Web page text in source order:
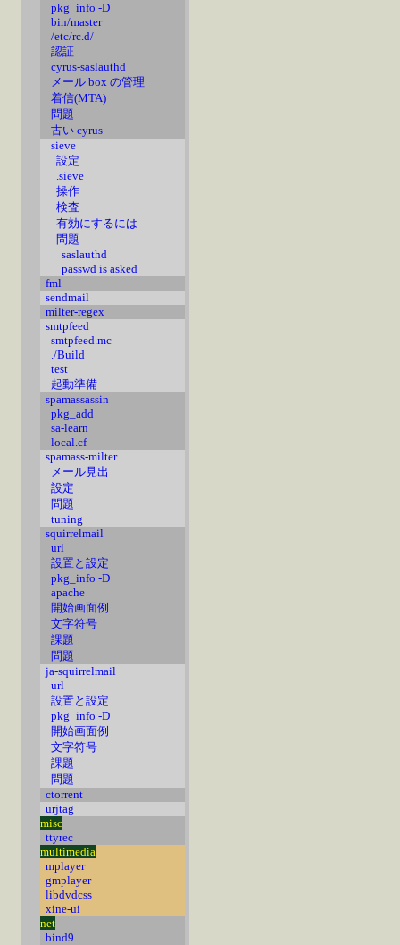
pkg_info -D
bin/master
/etc/rc.d/
認証
cyrus-saslauthd
メール box の管理
着信(MTA)
問題
古い cyrus
sieve
設定
.sieve
操作
検査
有効にするには
問題
saslauthd
passwd is asked
fml
sendmail
milter-regex
smtpfeed
smtpfeed.mc
./Build
test
起動準備
spamassassin
pkg_add
sa-learn
local.cf
spamass-milter
メール見出
設定
問題
tuning
squirrelmail
url
設置と設定
pkg_info -D
apache
開始画面例
文字符号
課題
問題
ja-squirrelmail
url
設置と設定
pkg_info -D
開始画面例
文字符号
課題
問題
ctorrent
urjtag
misc
ttyrec
multimedia
mplayer
gmplayer
libdvdcss
xine-ui
net
bind9